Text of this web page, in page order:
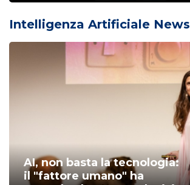
Intelligenza Artificiale News
AI, non basta la tecnologia:
il "fattore umano" ha